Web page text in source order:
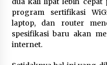
Wagub
Gratis,
9
program sertifikasi
laptop, dan router
spesifikasi baru akan
internet.